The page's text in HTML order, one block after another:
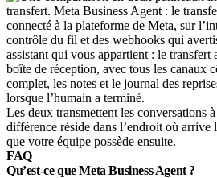
Les deux transmettent les conversations
différence réside dans l’endroit où arrive
que votre équipe possède ensuite.
FAQ
Qu’est-ce que Meta Business Agent ?